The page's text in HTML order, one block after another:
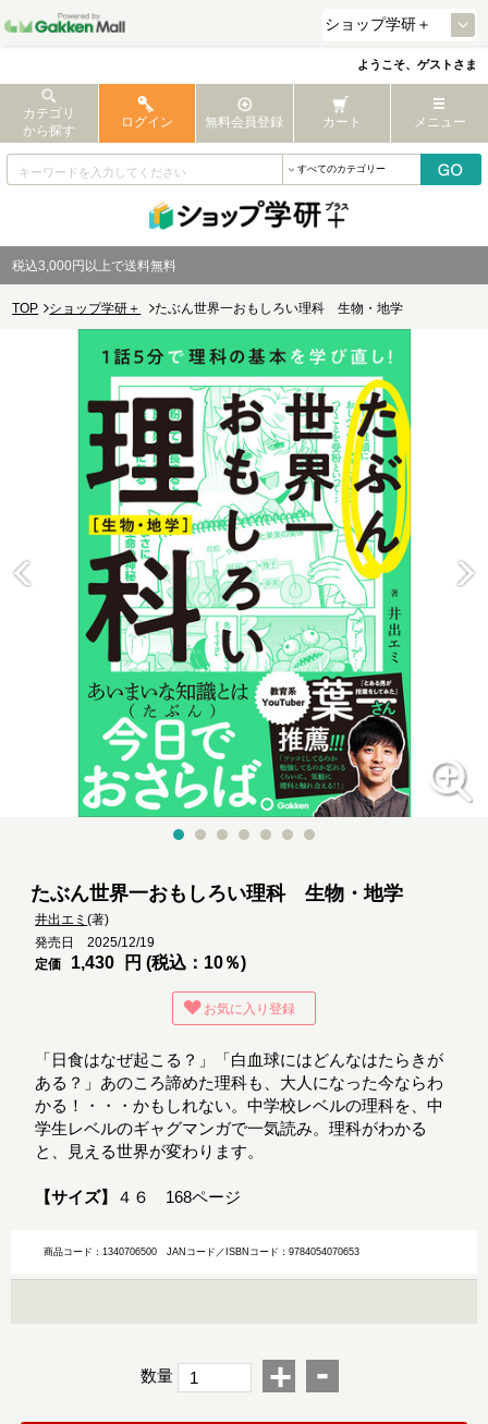
ようこそ、ゲストさま
カテゴリ
から探す
ログイン 無料会員登録 カート メニュー
税込3,000円以上で送料無料
TOP ショップ学研＋ たぶん世界一おもしろい理科 生物・地学
たぶん世界一おもしろい理科 生物・地学
井出エミ(著)
発売日 2025/12/19
定価
1,430 円 (税込：10％)
お気に入り登録
「日食はなぜ起こる？」「白血球にはどんなはたらきが
ある？」あのころ諦めた理科も、大人になった今ならわ
かる！・・・かもしれない。中学校レベルの理科を、中
学生レベルのギャグマンガで一気読み。理科がわかる
と、見える世界が変わります。
【サイズ】 ４６ 168ページ
商品コード：1340706500JANコード／ISBNコード：9784054070653
数量 + -